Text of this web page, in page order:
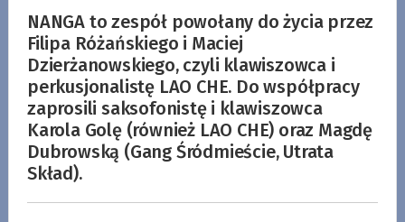
NANGA to zespół powołany do życia przez
Filipa Różańskiego i Maciej
Dzierżanowskiego, czyli klawiszowca i
perkusjonalistę LAO CHE. Do współpracy
zaprosili saksofonistę i klawiszowca
Karola Golę (również LAO CHE) oraz Magdę
Dubrowską (Gang Śródmieście, Utrata
Skład).